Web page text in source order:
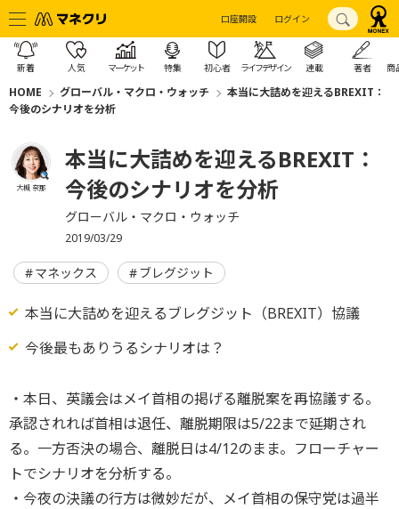
口座開設 ログイン
新着 人気 マーケット 特集 初心者 ライフデザイン 連載 著者 商
HOME グローバル・マクロ・ウォッチ
本当に大詰めを迎えるBREXIT：
今後のシナリオを分析
大槻 奈那
本当に大詰めを迎えるBREXIT：
今後のシナリオを分析
グローバル・マクロ・ウォッチ
2019/03/29
マネックス ブレグジット
本当に大詰めを迎えるブレグジット（BREXIT）協議
今後最もありうるシナリオは？
・本日、英議会はメイ首相の掲げる離脱案を再協議する。
承認されれば首相は退任、離脱期限は5/22まで延期され
る。一方否決の場合、離脱日は4/12のまま。フローチャー
トでシナリオを分析する。
・今夜の決議の行方は微妙だが、メイ首相の保守党は過半